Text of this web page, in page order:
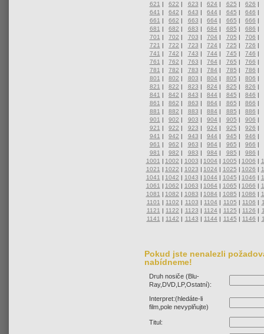
621 | 622 | 623 | 624 | 625 | 626 |
641 | 642 | 643 | 644 | 645 | 646 |
661 | 662 | 663 | 664 | 665 | 666 |
681 | 682 | 683 | 684 | 685 | 686 |
701 | 702 | 703 | 704 | 705 | 706 |
721 | 722 | 723 | 724 | 725 | 726 |
741 | 742 | 743 | 744 | 745 | 746 |
761 | 762 | 763 | 764 | 765 | 766 |
781 | 782 | 783 | 784 | 785 | 786 |
801 | 802 | 803 | 804 | 805 | 806 |
821 | 822 | 823 | 824 | 825 | 826 |
841 | 842 | 843 | 844 | 845 | 846 |
861 | 862 | 863 | 864 | 865 | 866 |
881 | 882 | 883 | 884 | 885 | 886 |
901 | 902 | 903 | 904 | 905 | 906 |
921 | 922 | 923 | 924 | 925 | 926 |
941 | 942 | 943 | 944 | 945 | 946 |
961 | 962 | 963 | 964 | 965 | 966 |
981 | 982 | 983 | 984 | 985 | 986 |
1001 | 1002 | 1003 | 1004 | 1005 | 1006 |
1021 | 1022 | 1023 | 1024 | 1025 | 1026 |
1041 | 1042 | 1043 | 1044 | 1045 | 1046 |
1061 | 1062 | 1063 | 1064 | 1065 | 1066 |
1081 | 1082 | 1083 | 1084 | 1085 | 1086 |
1101 | 1102 | 1103 | 1104 | 1105 | 1106 |
1121 | 1122 | 1123 | 1124 | 1125 | 1126 |
1141 | 1142 | 1143 | 1144 | 1145 | 1146 |
Pokud jste nenalezli
nabídneme!
Druh nosiče (Blu-
Ray,DVD,LP,Ostatní):
Interpret:(hledáte-li
film,pole nevyplňujte)
Titul: